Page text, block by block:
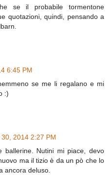
se il probabile tormentone
quotazioni, quindi, pensando a
6:45 PM
se me li regalano e mi
:)
2014 2:27 PM
ballerine. Nutini mi piace, devo
ma il tizio è da un pò che lo
ancora deluso.